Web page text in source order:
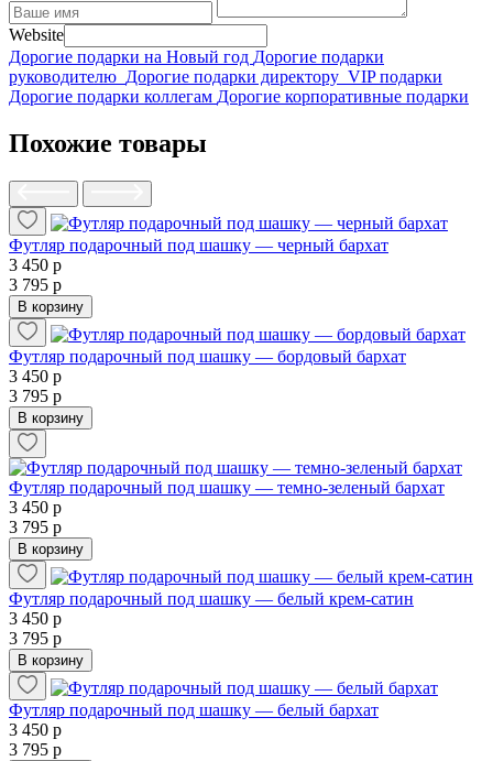
Website
Дорогие подарки на Новый год Дорогие подарки
руководителю Дорогие подарки директору VIP подарки
Дорогие подарки коллегам Дорогие корпоративные подарки
Похожие товары
Футляр подарочный под шашку — черный бархат
3 450 р
3 795 р
В корзину
Футляр подарочный под шашку — бордовый бархат
3 450 р
3 795 р
В корзину
Футляр подарочный под шашку — темно-зеленый бархат
3 450 р
3 795 р
В корзину
Футляр подарочный под шашку — белый крем-сатин
3 450 р
3 795 р
В корзину
Футляр подарочный под шашку — белый бархат
3 450 р
3 795 р